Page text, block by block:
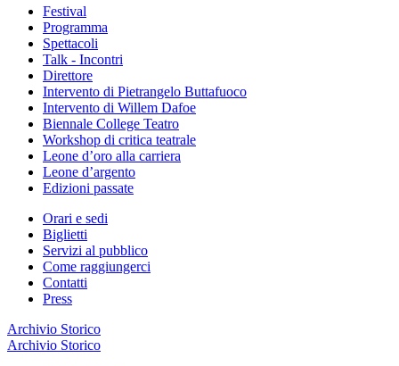
Festival
Programma
Spettacoli
Talk - Incontri
Direttore
Intervento di Pietrangelo Buttafuoco
Intervento di Willem Dafoe
Biennale College Teatro
Workshop di critica teatrale
Leone d’oro alla carriera
Leone d’argento
Edizioni passate
Orari e sedi
Biglietti
Servizi al pubblico
Come raggiungerci
Contatti
Press
Archivio Storico
Archivio Storico